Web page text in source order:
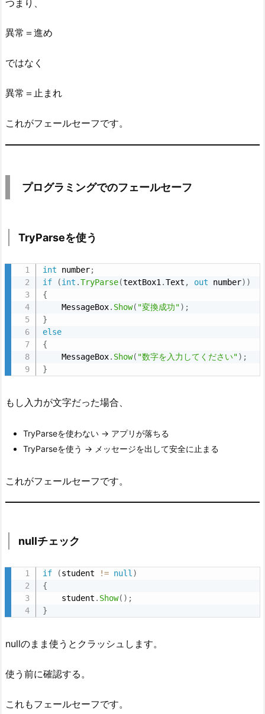
フ
ー
セ
フ
r
a
s
を
使
3.
2.
n
l
チ
ェ
ク
3.
外
理
4.
よ
あ
危
な
つまり、
異常＝進め
ではなく
異常＝止まれ
これがフェールセーフです。
プログラミングでのフェールセーフ
TryParseを使う
int number;
if
(int .TryParse(textBox1 .Text , out number) )
{
    MessageBox
. Show( "変換成功") ;
}
else
{
    MessageBox
. Show( "数字を入力してください") ;
}
もし入力が文字だった場合、
TryParseを使わない → アプリが落ちる
TryParseを使う → メッセージを出して安全に止まる
これがフェールセーフです。
nullチェック
if (student != null)
{
    student
. Show( ) ;
}
nullのまま使うとクラッシュします。
使う前に確認する。
これもフェールセーフです。